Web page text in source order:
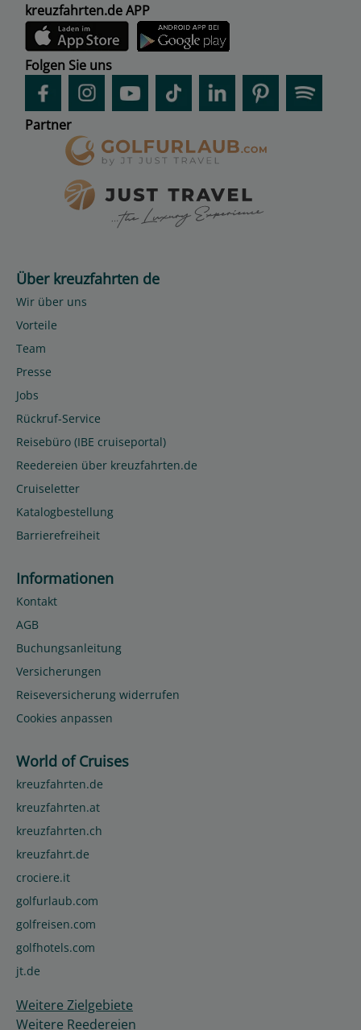
kreuzfahrten.de APP
Folgen Sie uns
Partner
Über kreuzfahrten de
Wir über uns
Vorteile
Team
Presse
Jobs
Rückruf-Service
Reisebüro (IBE cruiseportal)
Reedereien über kreuzfahrten.de
Cruiseletter
Katalogbestellung
Barrierefreiheit
Informationen
Kontakt
AGB
Buchungsanleitung
Versicherungen
Reiseversicherung widerrufen
Cookies anpassen
World of Cruises
kreuzfahrten.de
kreuzfahrten.at
kreuzfahrten.ch
kreuzfahrt.de
crociere.it
golfurlaub.com
golfreisen.com
golfhotels.com
jt.de
Weitere Zielgebiete
Weitere Reedereien